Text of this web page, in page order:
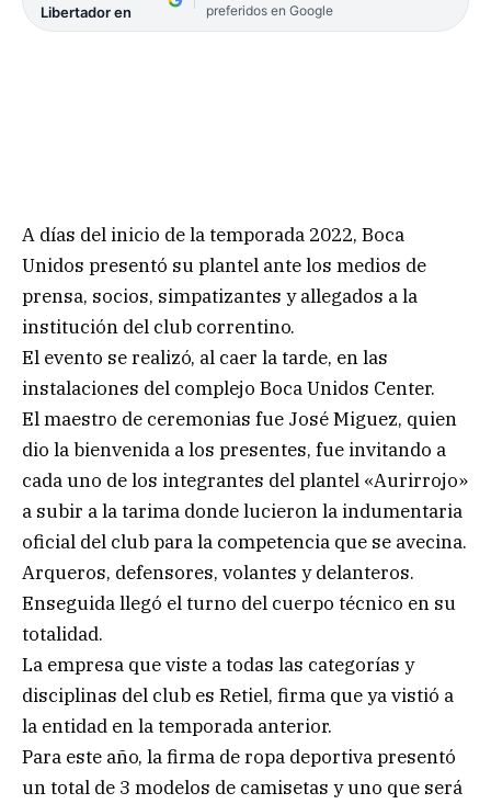
Libertador en
preferidos en Google
A días del inicio de la temporada 2022, Boca
Unidos presentó su plantel ante los medios de
prensa, socios, simpatizantes y allegados a la
institución del club correntino.
El evento se realizó, al caer la tarde, en las
instalaciones del complejo Boca Unidos Center.
El maestro de ceremonias fue José Miguez, quien
dio la bienvenida a los presentes, fue invitando a
cada uno de los integrantes del plantel «Aurirrojo»
a subir a la tarima donde lucieron la indumentaria
oficial del club para la competencia que se avecina.
Arqueros, defensores, volantes y delanteros.
Enseguida llegó el turno del cuerpo técnico en su
totalidad.
La empresa que viste a todas las categorías y
disciplinas del club es Retiel, firma que ya vistió a
la entidad en la temporada anterior.
Para este año, la firma de ropa deportiva presentó
un total de 3 modelos de camisetas y uno que será